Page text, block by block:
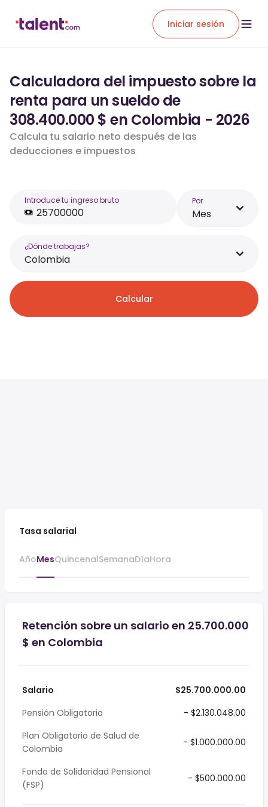
Iniciar sesión
Calculadora del impuesto sobre la
renta para un sueldo de
308.400.000 $ en Colombia - 2026
Calcula tu salario neto después de las
deducciones e impuestos
Introduce tu ingreso bruto Por
Mes
¿Dónde trabajas?
Colombia
Calcular
Tasa salarial
AñoMesQuincenalSemanaDíaHora
Retención sobre un salario en 25.700.000
$ en Colombia
Salario
$25.700.000.00
Pensión Obligatoria
- $2.130.048.00
Plan Obligatorio de Salud de
Colombia
- $1.000.000.00
Fondo de Solidaridad Pensional
(FSP)
- $500.000.00